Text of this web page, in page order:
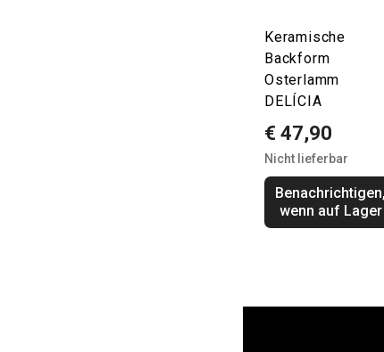
Keramische
Backform
Osterlamm
DELÍCIA
€ 47,90
Nicht lieferbar
Benachrichtigen,
wenn auf Lager